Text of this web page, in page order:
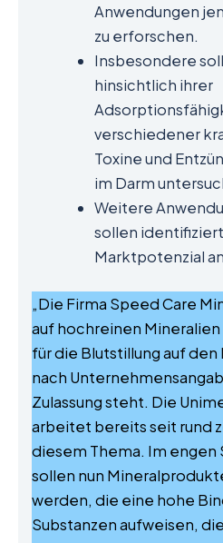
Anwendungen
zu erforschen.
Insbesondere
hinsichtlich ihrer
verschiedener
Toxine und
im Darm
Weitere
sollen
Marktpotenzial
„Die Firma Speed Care
auf hochreinen
für die Blutstillung auf
nach
Zulassung steht. Die
arbeitet bereits seit rund
diesem Thema. Im engen
sollen nun
werden, die eine hohe
Substanzen aufweisen,